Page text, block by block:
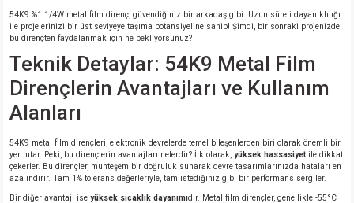
54K9 %1 1/4W metal film direnç, güvendiğiniz bir arkadaş gibi. Uzun süreli dayanıklılığı
ile projelerinizi bir üst seviyeye taşıma potansiyeline sahip! Şimdi, bir sonraki projenizde
bu dirençten faydalanmak için ne bekliyorsunuz?
Teknik Detaylar: 54K9 Metal Film
Dirençlerin Avantajları ve Kullanım
Alanları
54K9 metal film dirençleri, elektronik devrelerde temel bileşenlerden biri olarak önemli bir
yer tutar. Peki, bu dirençlerin avantajları nelerdir? İlk olarak, yüksek hassasiyet ile dikkat
çekerler. Bu dirençler, muhteşem bir doğruluk sunarak devre tasarımlarınızda hataları en
aza indirir. Tam 1% tolerans değerleriyle, tam istediğiniz gibi bir performans sergiler.
Bir diğer avantajı ise yüksek sıcaklık dayanımıdır. Metal film dirençler, genellikle -55°C